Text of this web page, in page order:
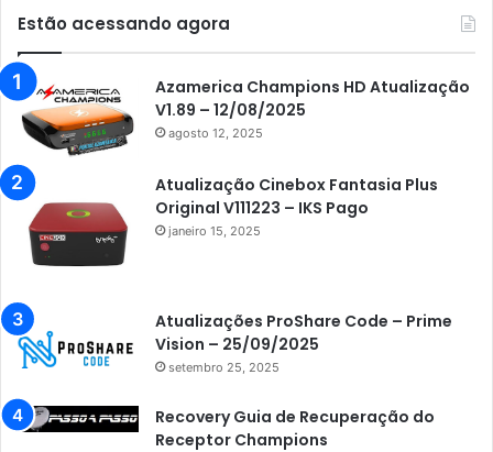
Estão acessando agora
Azamerica Champions HD Atualização
V1.89 – 12/08/2025
agosto 12, 2025
Atualização Cinebox Fantasia Plus
Original V111223 – IKS Pago
janeiro 15, 2025
Atualizações ProShare Code – Prime
Vision – 25/09/2025
setembro 25, 2025
Recovery Guia de Recuperação do
Receptor Champions